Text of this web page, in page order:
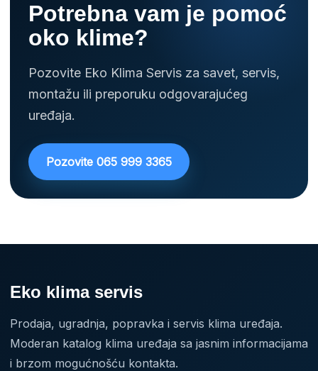
Potrebna vam je pomoć
oko klime?
Pozovite Eko Klima Servis za savet, servis,
montažu ili preporuku odgovarajućeg
uređaja.
Pozovite 065 999 3365
Eko klima servis
Prodaja, ugradnja, popravka i servis klima uređaja.
Moderan katalog klima uređaja sa jasnim informacijama
i brzom mogućnošću kontakta.